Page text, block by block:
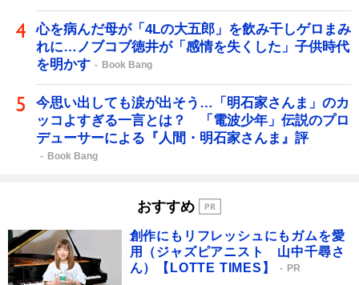
心を病んだ母が「4Lの大五郎」を飲み干しゲロまみ
れに…ノブコブ徳井が「感情を失くした」子供時代
を明かす
Book Bang
今思い出しても涙が出そう…「明石家さんま」のカ
ッコよすぎる一言とは？ 「電波少年」伝説のプロ
デューサーによる『人間・明石家さんま』評
Book Bang
おすすめ
創作にもリフレッシュにもガムを愛
用（ジャズピアニスト 山中千尋さ
ん）【LOTTE TIMES】
PR